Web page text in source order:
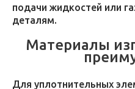
подачи жидкостей или
деталям.
Материалы
Для уплотнительных